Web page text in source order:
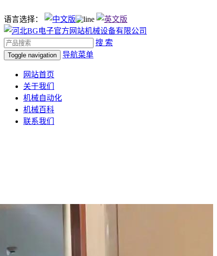
语言选择：
搜 索
Toggle navigation 导航菜单
网站首页
关于我们
机械自动化
机械百科
联系我们